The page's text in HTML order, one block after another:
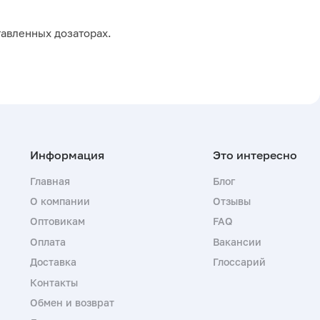
дозаторах.
Главная
О компании
Оптовикам
Оплата
Доставка
Контакты
Обмен и возврат
Блог
Отзывы
FAQ
Вакансии
Глоссарий